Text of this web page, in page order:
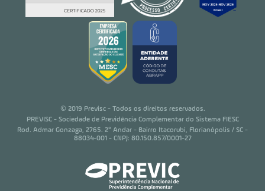
© 2019 Previsc - Todos os direitos reservados.
PREVISC - Sociedade de Previdência Complementar do Sistema FIESC
Rod. Admar Gonzaga, 2765. 2° Andar - Bairro Itacorubi, Florianópolis / SC -
88034-001 - CNPJ: 80.150.857/0001-27